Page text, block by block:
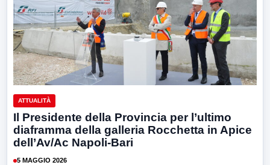
ATTUALITÀ
Il Presidente della Provincia per l’ultimo
diaframma della galleria Rocchetta in Apice
dell’Av/Ac Napoli-Bari
5 MAGGIO 2026